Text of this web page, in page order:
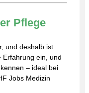
Pflege
und deshalb ist
Erfahrung ein, und
– ideal bei
Jobs Medizin